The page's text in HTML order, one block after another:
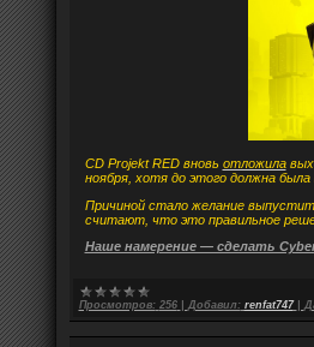
CD Projekt RED вновь отложила
ноября, хотя до этого должна
Причиной стало желание
считают, что это правильное
Наше намерение — сделать
Просмотров: 256 Добавил: renfat747